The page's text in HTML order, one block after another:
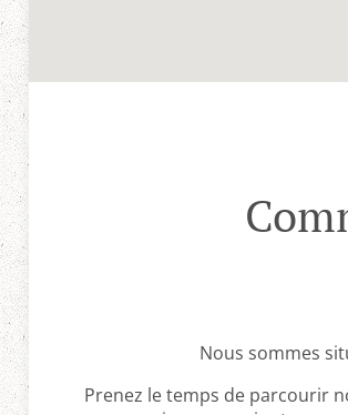
Nous sommes
Prenez le temps de parcourir